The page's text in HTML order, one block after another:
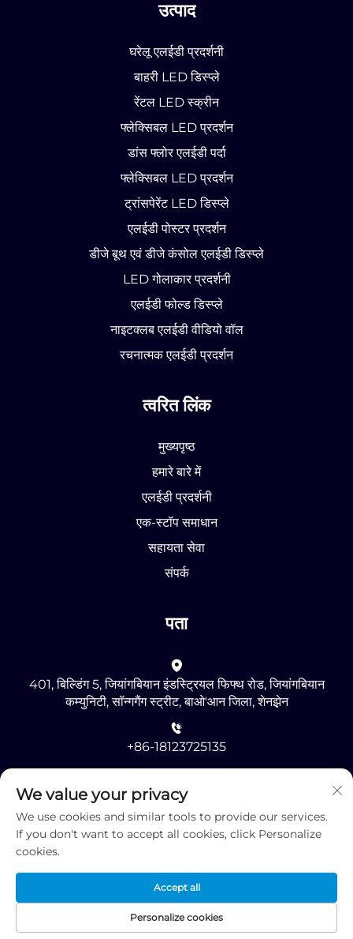
उत्पाद
घरेलू एलईडी प्रदर्शनी
बाहरी LED डिस्प्ले
रेंटल LED स्क्रीन
फ्लेक्सिबल LED प्रदर्शन
डांस फ्लोर एलईडी पर्दा
फ्लेक्सिबल LED प्रदर्शन
ट्रांसपेरेंट LED डिस्प्ले
एलईडी पोस्टर प्रदर्शन
डीजे बूथ एवं डीजे कंसोल एलईडी डिस्प्ले
LED गोलाकार प्रदर्शनी
एलईडी फोल्ड डिस्प्ले
नाइटक्लब एलईडी वीडियो वॉल
रचनात्मक एलईडी प्रदर्शन
त्वरित लिंक
मुख्यपृष्ठ
हमारे बारे में
एलईडी प्रदर्शनी
एक-स्टॉप समाधान
सहायता सेवा
संपर्क
पता
401, बिल्डिंग 5, जियांगबियान इंडस्ट्रियल फिफ्थ रोड, जियांगबियान
कम्युनिटी, सॉन्गगैंग स्ट्रीट, बाओ'आन जिला, शेनझ़ेन
+86-18123725135
[email protected]
कॉपीराइट © 2025 द्वारा शेनझ़ेन आरएमजी ऑप्टोइलेक्ट्रॉनिक्स कं, लिमिटेड -
गोपनीयता नीति
We value your privacy
We use cookies and similar tools to provide our services.
If you don't want to accept all cookies, click Personalize
cookies.
Personalize cookies
Accept all